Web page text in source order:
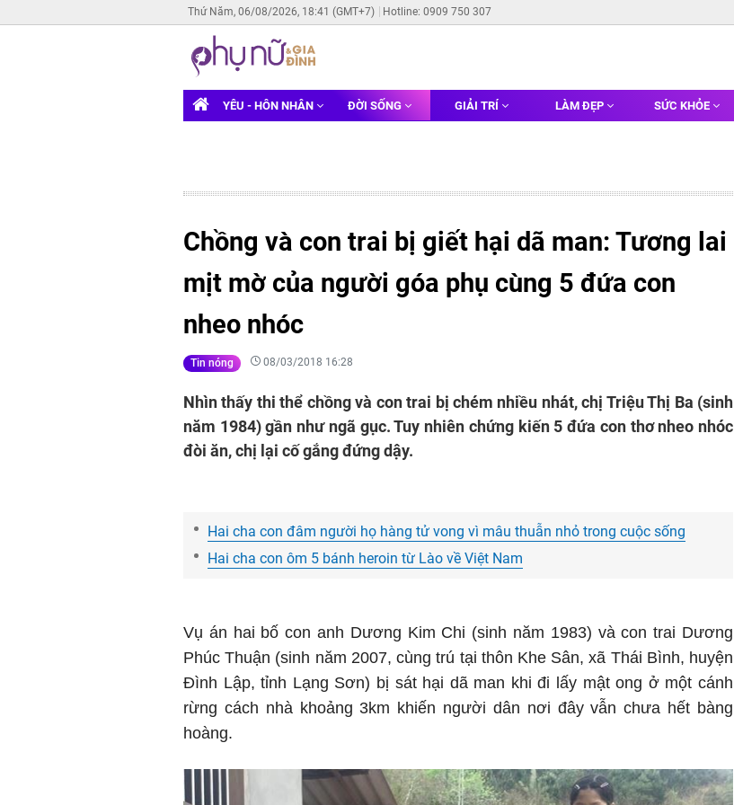
Thứ Năm, 06/08/2026, 18:41 (GMT+7) Hotline: 0909 750 307
YÊU - HÔN NHÂN ĐỜI SỐNG GIẢI TRÍ LÀM ĐẸP SỨC KHỎE
Chồng và con trai bị giết hại dã man: Tương lai
mịt mờ của người góa phụ cùng 5 đứa con
nheo nhóc
Tin nóng 08/03/2018 16:28
Nhìn thấy thi thể chồng và con trai bị chém nhiều nhát, chị Triệu Thị Ba (sinh
năm 1984) gần như ngã gục. Tuy nhiên chứng kiến 5 đứa con thơ nheo nhóc
đòi ăn, chị lại cố gắng đứng dậy.
Hai cha con đâm người họ hàng tử vong vì mâu thuẫn nhỏ trong cuộc sống
Hai cha con ôm 5 bánh heroin từ Lào về Việt Nam
Vụ án hai bố con anh Dương Kim Chi (sinh năm 1983) và con trai Dương
Phúc Thuận (sinh năm 2007, cùng trú tại thôn Khe Sân, xã Thái Bình, huyện
Đình Lập, tỉnh Lạng Sơn) bị sát hại dã man khi đi lấy mật ong ở một cánh
rừng cách nhà khoảng 3km khiến người dân nơi đây vẫn chưa hết bàng
hoàng.